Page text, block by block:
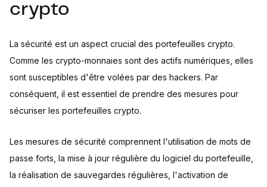
crypto
La sécurité est un aspect crucial des portefeuilles crypto.
Comme les crypto-monnaies sont des actifs numériques, elles
sont susceptibles d'être volées par des hackers. Par
conséquent, il est essentiel de prendre des mesures pour
sécuriser les portefeuilles crypto.
Les mesures de sécurité comprennent l'utilisation de mots de
passe forts, la mise à jour régulière du logiciel du portefeuille,
la réalisation de sauvegardes régulières, l'activation de